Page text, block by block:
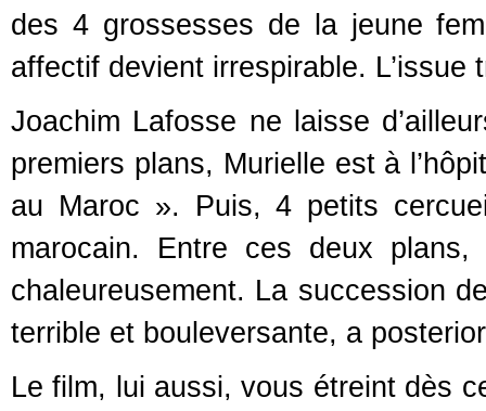
des 4 grossesses de la jeune
affectif devient irrespirable.
Joachim Lafosse ne laisse
premiers plans, Murielle est à
au Maroc ». Puis, 4 petits
marocain. Entre ces deux
chaleureusement. La succession
terrible et bouleversante, a
Le film, lui aussi, vous étreint dès